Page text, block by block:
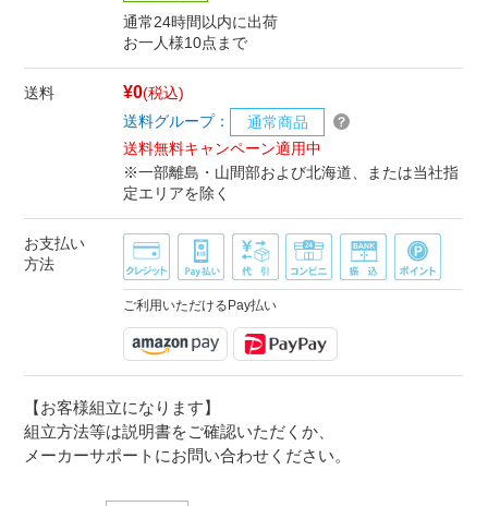
通常24時間以内に出荷
お一人様10点まで
送料 ¥0(税込)
送料グループ：
通常商品
送料無料キャンペーン適用中
※一部離島・山間部および北海道、または当社指
定エリアを除く
お支払い
方法
ご利用いただけるPay払い
【お客様組立になります】
組立方法等は説明書をご確認いただくか、
メーカーサポートにお問い合わせください。